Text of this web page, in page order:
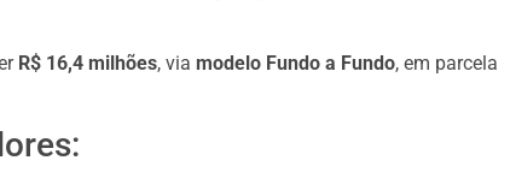
R$ 16,4 milhões, via modelo Fundo a Fundo, em parcela